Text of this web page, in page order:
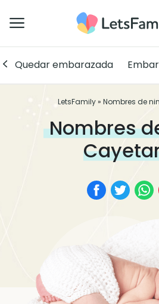
Quedar embarazada
LetsFamily» Nombres de
Nombres